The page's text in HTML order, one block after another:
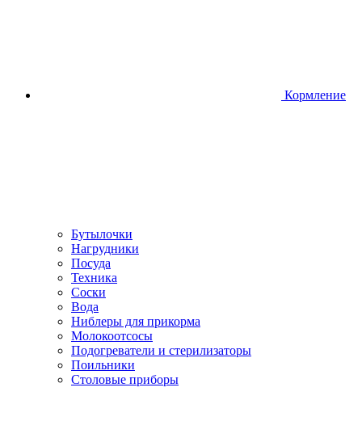
Кормление
Бутылочки
Нагрудники
Посуда
Техника
Соски
Вода
Ниблеры для прикорма
Молокоотсосы
Подогреватели и стерилизаторы
Поильники
Столовые приборы